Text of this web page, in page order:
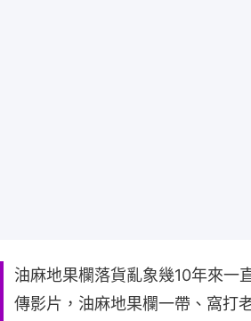
油麻地果欄落貨亂象幾10年來一
傳影片，油麻地果欄一帶、窩打